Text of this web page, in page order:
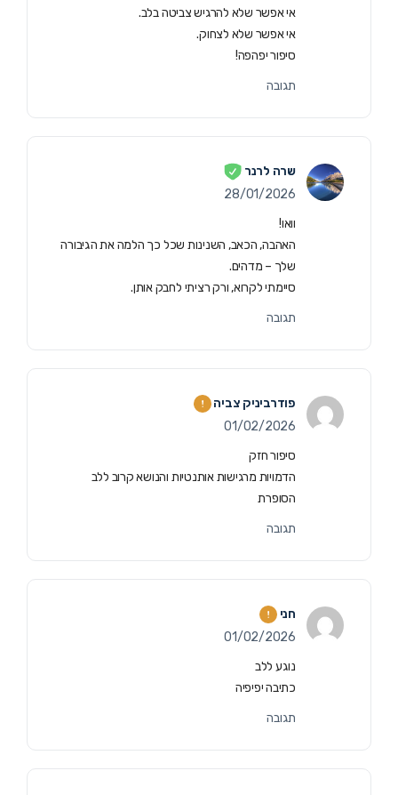
אי אפשר שלא להרגיש צביטה בלב.
אי אפשר שלא לצחוק.
סיפור יפהפה!
תגובה
שרה לרנר
28/01/2026
וואו!
האהבה, הכאב, השנינות שכל כך הלמה את הגיבורה
שלך – מדהים.
סיימתי לקרוא, ורק רציתי לחבק אותן.
תגובה
פודרביניק צביה
01/02/2026
סיפור חזק
הדמויות מרגישות אותנטיות והנושא קרוב ללב
הסופרת
תגובה
חני
01/02/2026
נוגע ללב
כתיבה יפיפיה
תגובה